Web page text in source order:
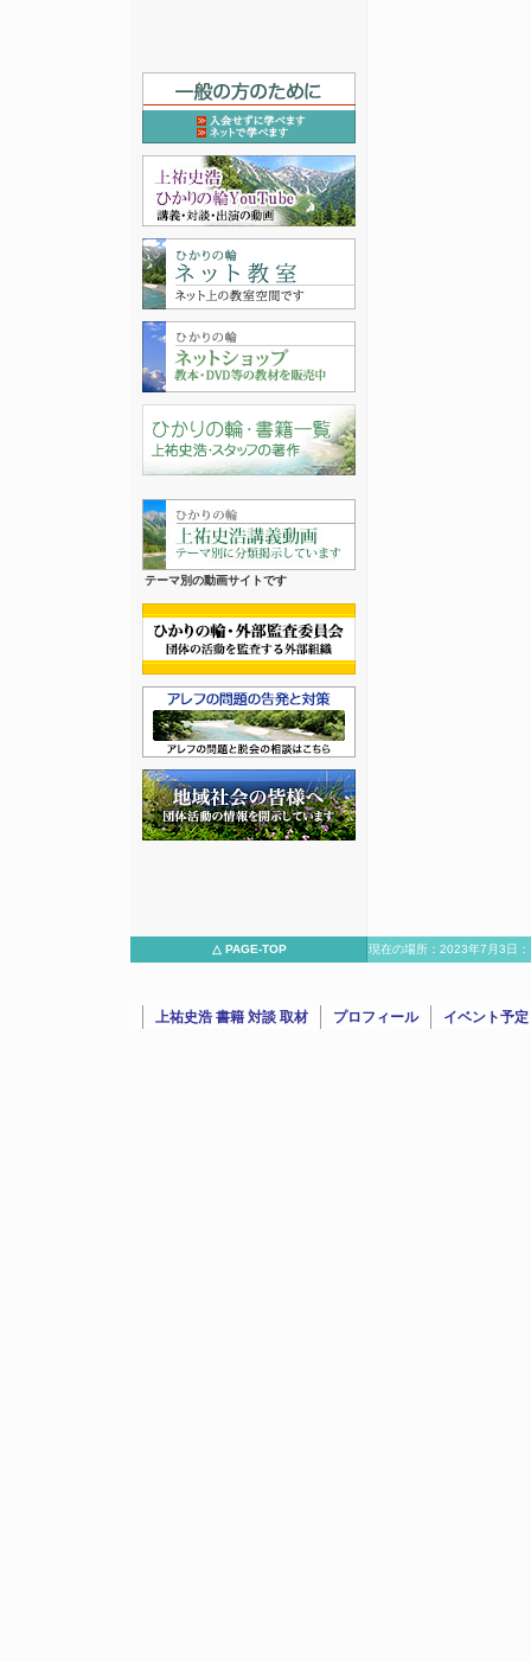
テーマ別の動画サイトです
△ PAGE-TOP
現在の場所：2023年7月3日
上祐史浩 書籍 対談 取材 プロフィール イベント予定